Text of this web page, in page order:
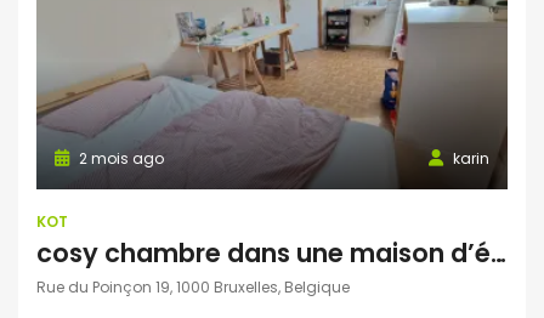
karin
2 mois ago
KOT
cosy chambre dans une maison d’étudiants
Rue du Poinçon 19, 1000 Bruxelles, Belgique